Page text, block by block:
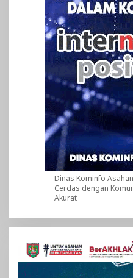
Dinas Kominfo
Cerdas dengan
Akurat
Pemutar
Video